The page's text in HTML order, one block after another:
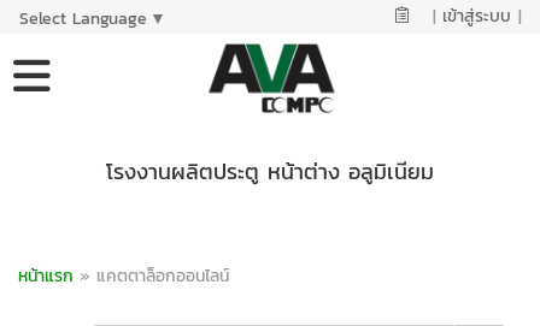
Select Language ▼ | เข้าสู่ระบบ |
โรงงานผลิตประตู หน้าต่าง อลูมิเนียม
หน้าแรก » แคตตาล็อกออนไลน์